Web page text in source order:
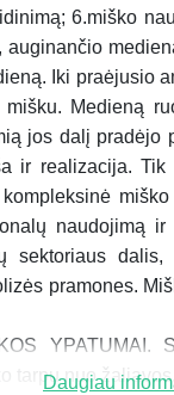
6.miško
Iki praėjusio
Medieną
jos dalį pradėjo
ir realizacija.
naudojimą
sektoriaus
pramones.
YPATUMAI.
tarpu nuo
Daugiau